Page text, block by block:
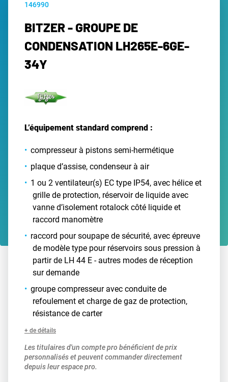
146990
BITZER - GROUPE DE
CONDENSATION LH265E-6GE-
34Y
L’équipement standard comprend :
compresseur à pistons semi-hermétique
plaque d’assise, condenseur à air
1 ou 2 ventilateur(s) EC type IP54, avec hélice et
grille de protection, réservoir de liquide avec
vanne d’isolement rotalock côté liquide et
raccord manomètre
raccord pour soupape de sécurité, avec épreuve
de modèle type pour réservoirs sous pression à
partir de LH 44 E - autres modes de réception
sur demande
groupe compresseur avec conduite de
refoulement et charge de gaz de protection,
résistance de carter
+ de détails
Les titulaires d'un compte pro bénéficient de prix
personnalisés et peuvent commander directement
depuis leur espace pro.